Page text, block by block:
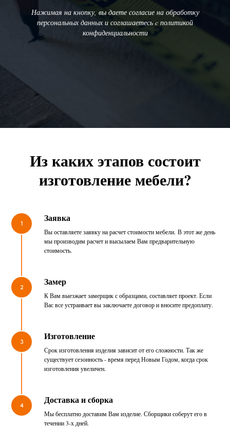
Нажимая на кнопку, вы даете согласие на обработку
персональных данных и соглашаетесь c политикой
конфиденциальности
Из каких этапов состоит
изготовление мебели?
1 Заявка
Вы оставляете заявку на расчет стоимости мебели. В этот же день
мы производим расчет и высылаем Вам предварительную
стоимость.
2 Замер
К Вам выезжает замерщик с образцами, составляет проект. Если
Вас все устраивает вы заключаете договор и вносите предоплату.
3 Изготовление
Срок изготовления изделия зависит от его сложности. Так же
существует сезонность - время перед Новым Годом, когда срок
изготовления увеличен.
4 Доставка и сборка
Мы бесплатно доставим Вам изделие. Сборщики соберут его в
течении 3-х дней.